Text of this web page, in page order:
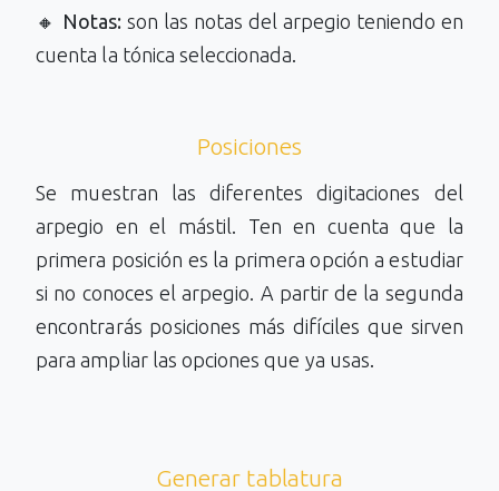
🔸 Notas: son las notas del arpegio teniendo en
cuenta la tónica seleccionada.
Posiciones
Se muestran las diferentes digitaciones del
arpegio en el mástil. Ten en cuenta que la
primera posición es la primera opción a estudiar
si no conoces el arpegio. A partir de la segunda
encontrarás posiciones más difíciles que sirven
para ampliar las opciones que ya usas.
Generar tablatura